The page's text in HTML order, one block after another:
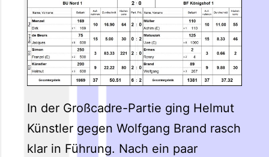
In der Großcadre-Partie ging Helmut
Künstler gegen Wolfgang Brand rasch
klar in Führung. Nach ein paar